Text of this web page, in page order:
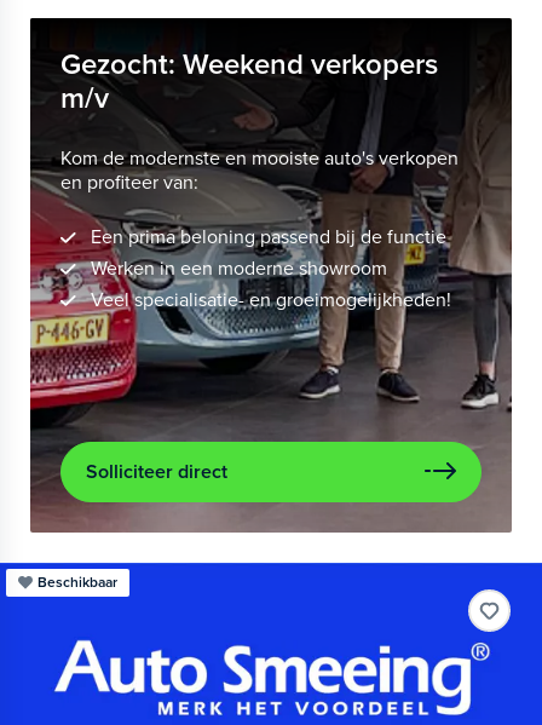
Gezocht: Weekend verkopers
m/v
Kom de modernste en mooiste auto's verkopen
en profiteer van:
Een prima beloning passend bij de functie
Werken in een moderne showroom
Veel specialisatie- en groeimogelijkheden!
Solliciteer direct
Beschikbaar